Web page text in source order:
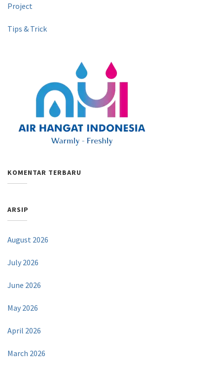
Project
Tips & Trick
KOMENTAR TERBARU
ARSIP
August 2026
July 2026
June 2026
May 2026
April 2026
March 2026